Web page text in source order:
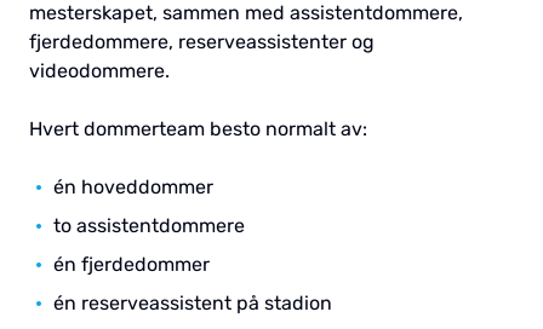
mesterskapet, sammen med assistentdommere,
fjerdedommere, reserveassistenter og
videodommere.
Hvert dommerteam besto normalt av:
én hoveddommer
to assistentdommere
én fjerdedommer
én reserveassistent på stadion